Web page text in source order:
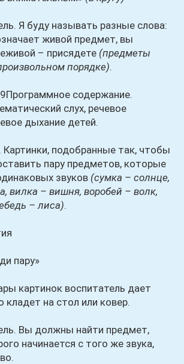
Я буду называть разные слова:
живой предмет, вы
– присядете (предметы
порядке).
содержание.
слух, речевое
дыхание детей.
подобранные так, чтобы
пару предметов, которые
звуков (сумка – солнце,
вилка – вишня, воробей – волк,
– лиса).
пару»
картинок воспитатель дает
кладет на стол или ковер.
Вы должны найти предмет,
начинается с того же звука,